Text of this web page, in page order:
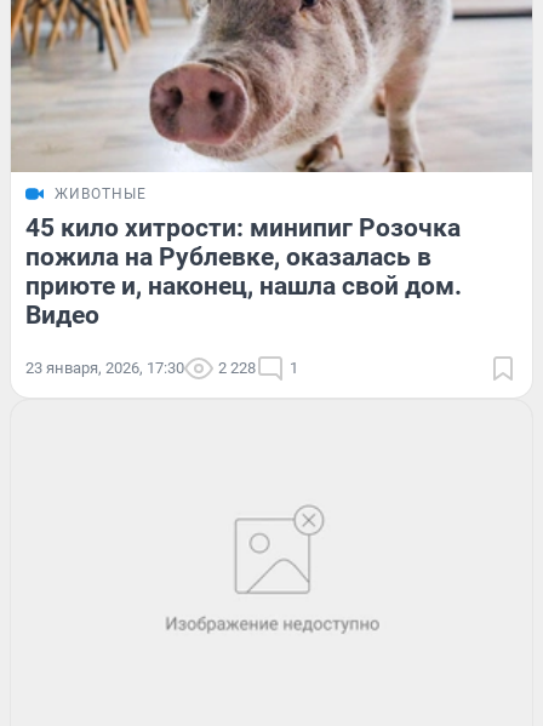
ЖИВОТНЫЕ
45 кило хитрости: минипиг Розочка
пожила на Рублевке, оказалась в
приюте и, наконец, нашла свой дом.
Видео
23 января, 2026, 17:30 2 228 1